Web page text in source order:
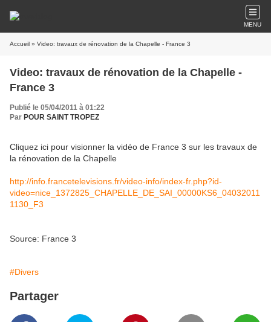
MENU
Accueil » Video: travaux de rénovation de la Chapelle - France 3
Video: travaux de rénovation de la Chapelle -
France 3
Publié le 05/04/2011 à 01:22
Par POUR SAINT TROPEZ
Cliquez ici pour visionner la vidéo de France 3 sur les travaux de
la rénovation de la Chapelle
http://info.francetelevisions.fr/video-info/index-fr.php?id-
video=nice_1372825_CHAPELLE_DE_SAI_00000KS6_04032011
1130_F3
Source: France 3
#Divers
Partager